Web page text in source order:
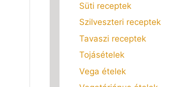
Süti receptek
Szilveszteri receptek
Tavaszi receptek
Tojásételek
Vega ételek